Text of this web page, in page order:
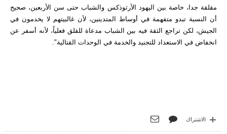
مقلقة جدا، خاصة بين اليهود الأرثوذكس والشباب حتى سن الأربعين، صحيح
أن النسبة تبدو متفهمة في أوساط المتدينين، لأن غالبيتهم لا يخدمون في
الجيش، لكن تراجع الثقة فيه بين الشباب مدعاة للقلق فعلياً، لأنه أسفر عن
انخفاض في الاستعداد للتجنيد والخدمة في الوحدات القتالية".
الاشتراك